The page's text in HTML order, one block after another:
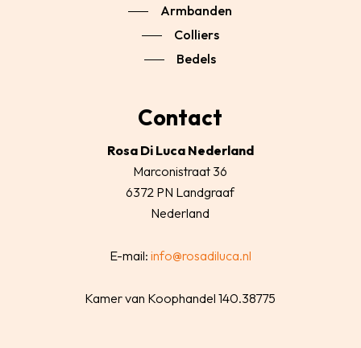
Armbanden
Colliers
Bedels
Contact
Rosa Di Luca Nederland
Marconistraat 36
6372 PN Landgraaf
Nederland
E-mail: info@rosadiluca.nl
Kamer van Koophandel 140.38775